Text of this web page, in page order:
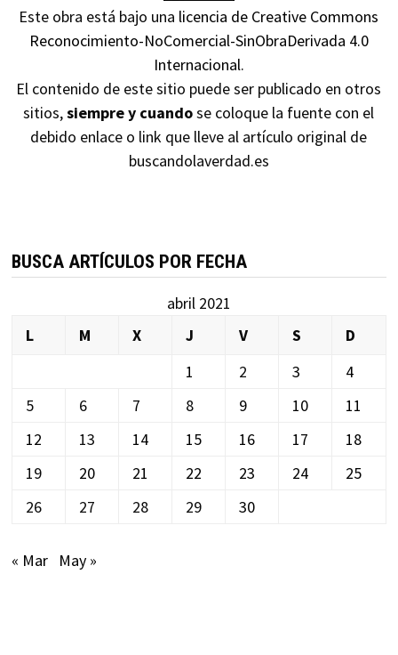
Este obra está bajo una licencia de Creative Commons
Reconocimiento-NoComercial-SinObraDerivada 4.0
Internacional.
El contenido de este sitio puede ser publicado en otros
sitios,siempre y cuandose coloque la fuente con el
debido enlace o link que lleve al artículo original de
buscandolaverdad.es
BUSCA ARTÍCULOS POR FECHA
abril 2021
L
M X J V S
D
1
2 3
4
5
6 7 8 9 10
11
12
13 14 15 16 17
18
19
20 21 22 23 24
25
26
27 28 29 30
« Mar May »